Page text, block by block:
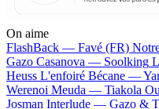
On aime
FlashBack — Favé (FR)
Gazo Casanova — Soolking
Heuss L'enfoiré Bécane —
Werenoi Meuda — Tiakola
Josman Interlude — Gazo &